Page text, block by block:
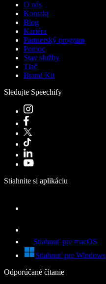
O nás
Kontakt
Blog
Kariéra
Partnerský program
Pomoc
Stav služby
Tlač
Brand Kit
Sledujte Speechify
Stiahnite si aplikáciu
Stiahnuť pre macOS
Stiahnuť pre Windows
Odporúčané čítanie